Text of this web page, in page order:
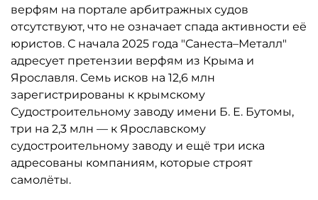
верфям на портале арбитражных судов
отсутствуют, что не означает спада активности её
юристов. С начала 2025 года "Санеста–Металл"
адресует претензии верфям из Крыма и
Ярославля. Семь исков на 12,6 млн
зарегистрированы к крымскому
Судостроительному заводу имени Б. Е. Бутомы,
три на 2,3 млн — к Ярославскому
судостроительному заводу и ещё три иска
адресованы компаниям, которые строят
самолёты.